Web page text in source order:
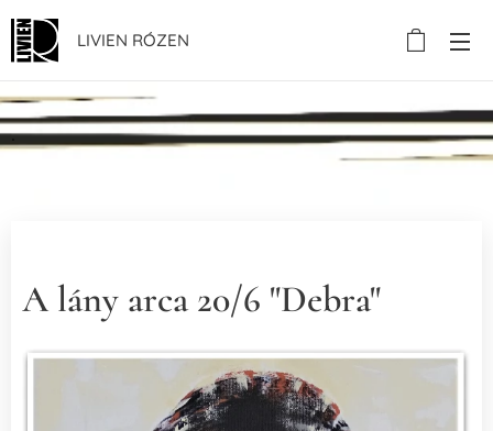
LIVIEN RÓZEN
.
A lány arca 20/6 "Debra"